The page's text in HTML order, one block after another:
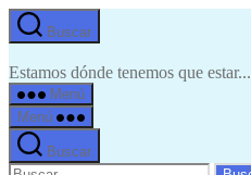
Buscar
Estamos dónde tenemos que estar...
Menú
Menú
Buscar